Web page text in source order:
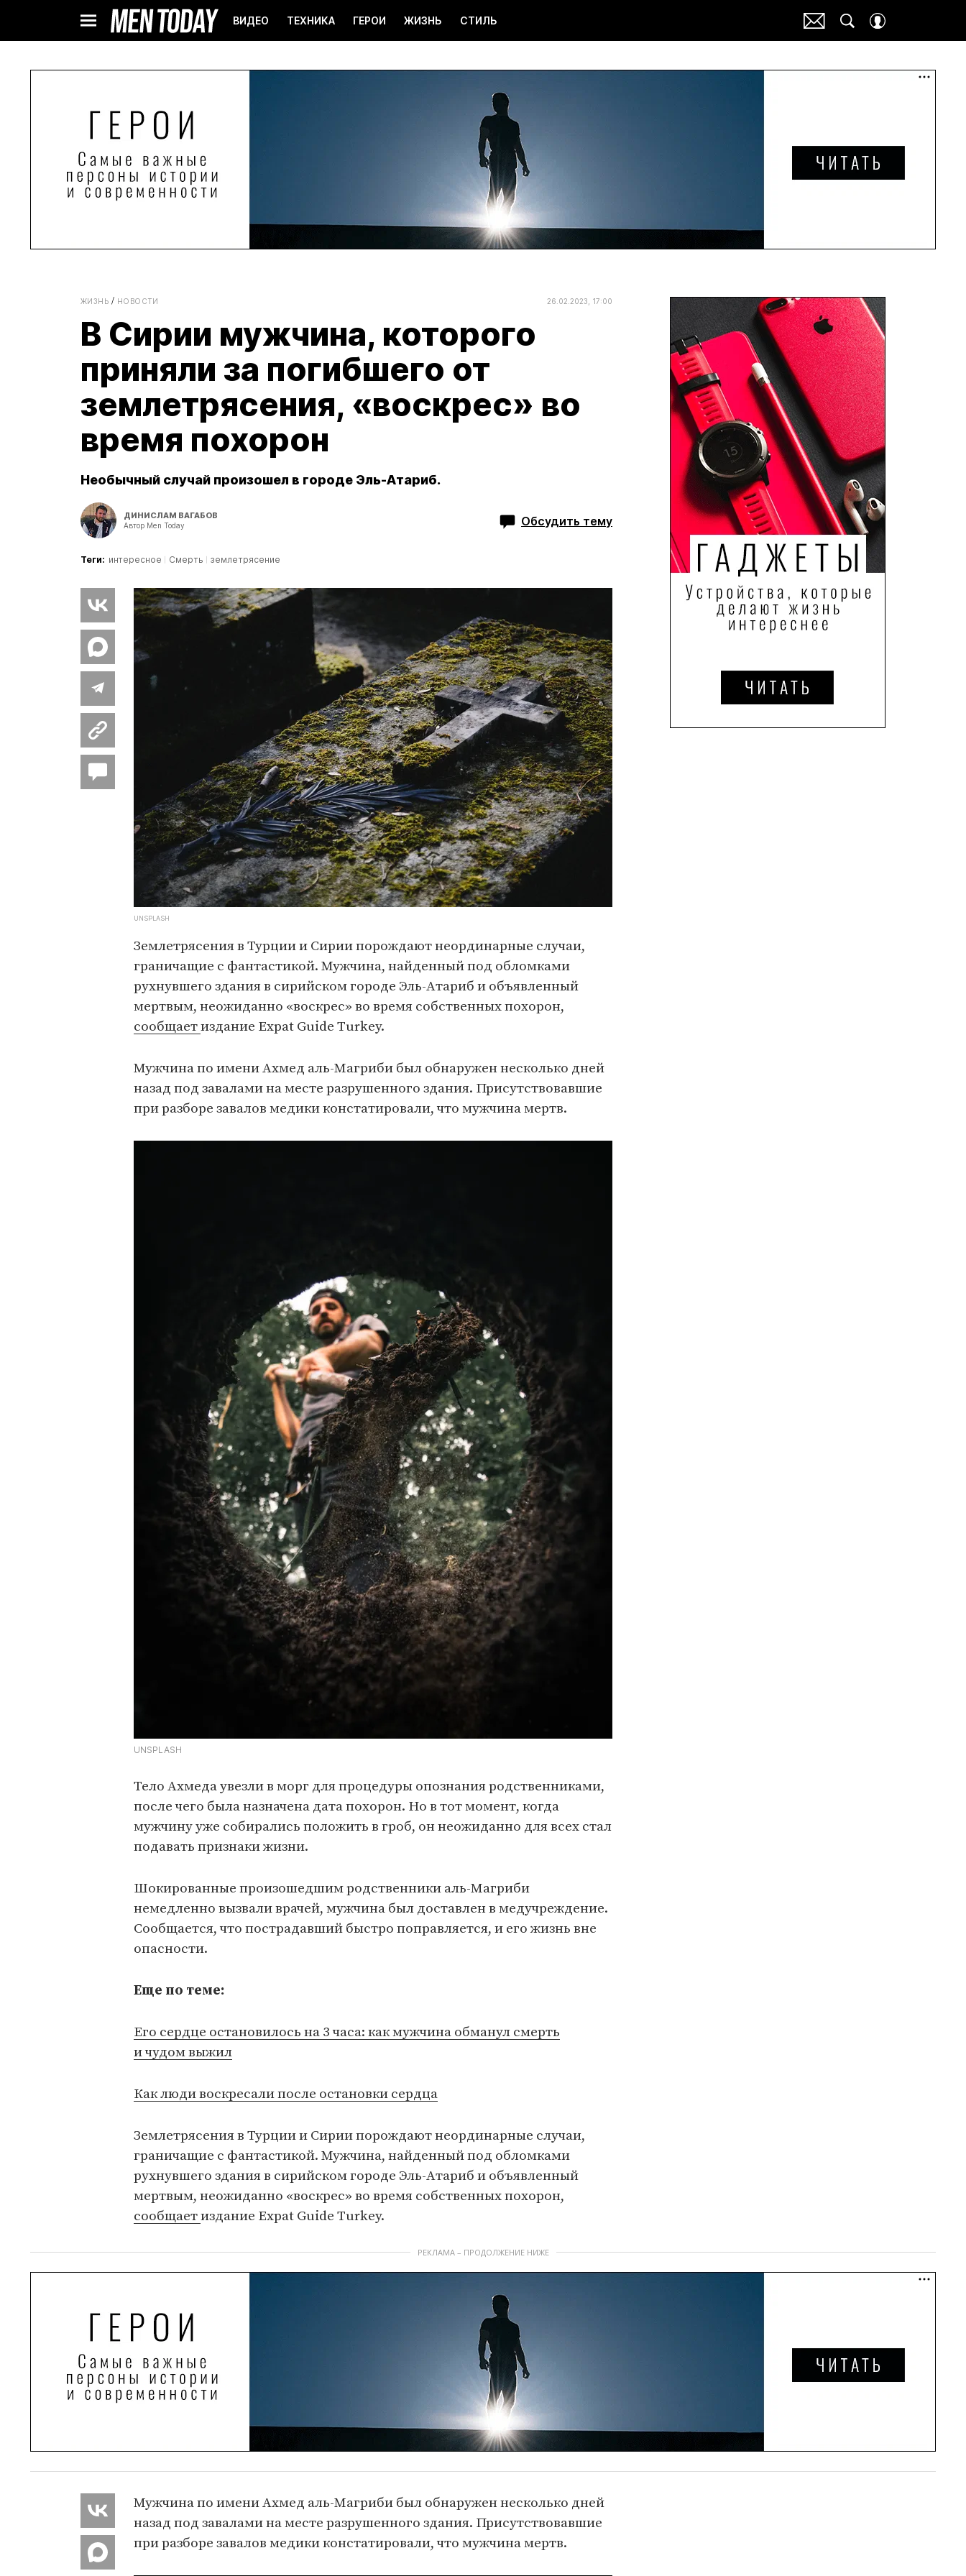
ВИДЕО ТЕХНИКА ГЕРОИ ЖИЗНЬ СТИЛЬ
ЖИЗНЬ НОВОСТИ 26.02.2023, 17:00
В Сирии мужчина, которого
приняли за погибшего от
землетрясения, «воскрес» во
время похорон
Необычный случай произошел в городе Эль-Атариб.
ДИНИСЛАМ ВАГАБОВ
Автор Men Today Обсудить тему
Теги: интересное Смерть землетрясение
UNSPLASH
Землетрясения в Турции и Сирии порождают неординарные случаи,
граничащие с фантастикой. Мужчина, найденный под обломками
рухнувшего здания в сирийском городе Эль-Атариб и объявленный
мертвым, неожиданно «воскрес» во время собственных похорон,
сообщаетиздание Expat Guide Turkey.
Мужчина по имени Ахмед аль-Магриби был обнаружен несколько дней
назад под завалами на месте разрушенного здания. Присутствовавшие
при разборе завалов медики констатировали, что мужчина мертв.
UNSPLASH
Тело Ахмеда увезли в морг для процедуры опознания родственниками,
после чего была назначена дата похорон. Но в тот момент, когда
мужчину уже собирались положить в гроб, он неожиданно для всех стал
подавать признаки жизни.
Шокированные произошедшим родственники аль-Магриби
немедленно вызвали врачей, мужчина был доставлен в медучреждение.
Сообщается, что пострадавший быстро поправляется, и его жизнь вне
опасности.
Еще по теме:
Его сердце остановилось на 3 часа: как мужчина обманул смерть
и чудом выжил
Как люди воскресали после остановки сердца
Землетрясения в Турции и Сирии порождают неординарные случаи,
граничащие с фантастикой. Мужчина, найденный под обломками
рухнувшего здания в сирийском городе Эль-Атариб и объявленный
мертвым, неожиданно «воскрес» во время собственных похорон,
сообщаетиздание Expat Guide Turkey.
РЕКЛАМА – ПРОДОЛЖЕНИЕ НИЖЕ
Мужчина по имени Ахмед аль-Магриби был обнаружен несколько дней
назад под завалами на месте разрушенного здания. Присутствовавшие
при разборе завалов медики констатировали, что мужчина мертв.